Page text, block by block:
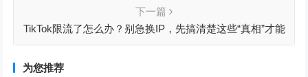
下一篇
TikTok限流了怎么办？别急换IP，先搞清楚这些“真相”才能
为您推荐